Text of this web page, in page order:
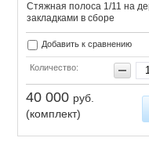
Стяжная полоса 1/11 на
закладками в сборе
Добавить к сравнению
Количество:
40 000 руб.
(комплект)